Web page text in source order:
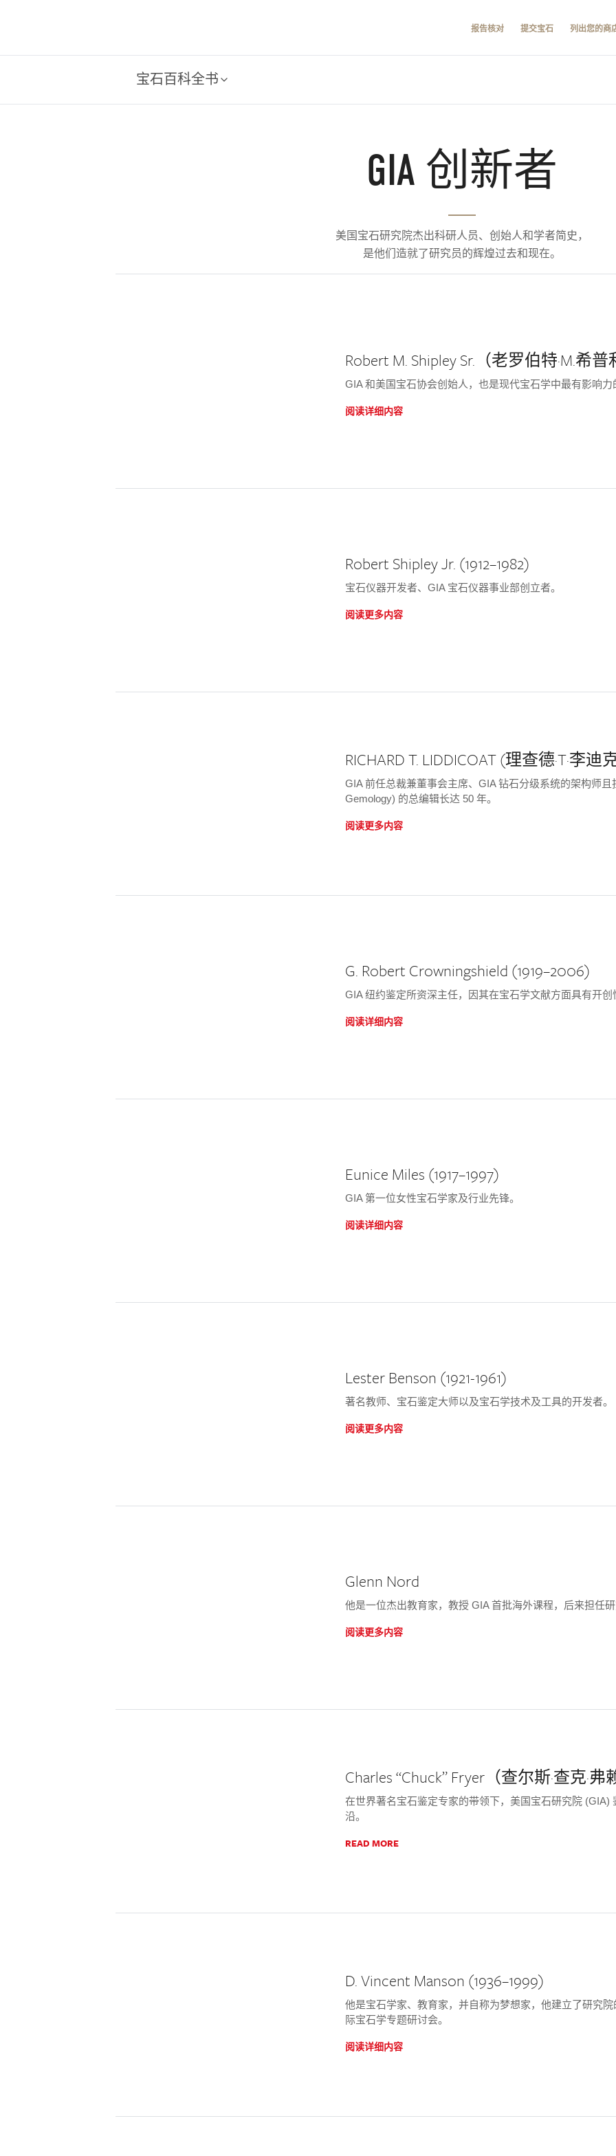
报告核对 提交宝石 列出您的商
宝石百科全书
GIA 创新者
美国宝石研究院杰出科研人员、创始人和学者简史，
是他们造就了研究员的辉煌过去和现在。
Robert M. Shipley Sr.（老罗伯特·M.希普
GIA 和美国宝石协会创始人，也是现代宝石学中最有影响力
阅读详细内容
Robert Shipley Jr. (1912–1982)
宝石仪器开发者、GIA 宝石仪器事业部创立者。
阅读更多内容
RICHARD T. LIDDICOAT (理查德·T·李迪
GIA 前任总裁兼董事会主席、GIA 钻石分级系统的架构师且
Gemology) 的总编辑长达 50 年。
阅读更多内容
G. Robert Crowningshield (1919–2006)
GIA 纽约鉴定所资深主任，因其在宝石学文献方面具有开创
阅读详细内容
Eunice Miles (1917–1997)
GIA 第一位女性宝石学家及行业先锋。
阅读详细内容
Lester Benson (1921-1961)
著名教师、宝石鉴定大师以及宝石学技术及工具的开发者。
阅读更多内容
Glenn Nord
他是一位杰出教育家，教授 GIA 首批海外课程，后来担任研
阅读更多内容
Charles “Chuck” Fryer（查尔斯·查克·弗
在世界著名宝石鉴定专家的带领下，美国宝石研究院 (GIA)
沿。
READ MORE
D. Vincent Manson (1936–1999)
他是宝石学家、教育家，并自称为梦想家，他建立了研究
际宝石学专题研讨会。
阅读详细内容